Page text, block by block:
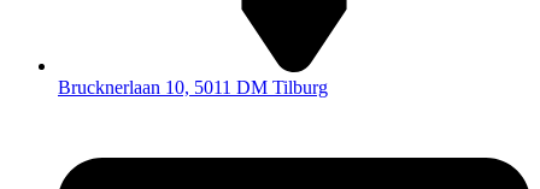
Brucknerlaan 10, 5011 DM Tilburg